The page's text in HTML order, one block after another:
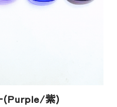
(Purple/紫)